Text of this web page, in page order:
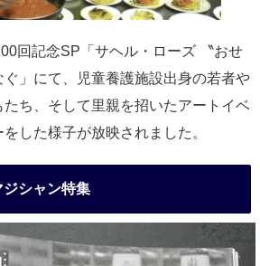
回記念SP「サヘル・ローズ 〝おせ
」にて、児童養護施設出身の若者や
ち、そして里親を招いたアートイベ
した様子が放映されました。
ジシャン特集